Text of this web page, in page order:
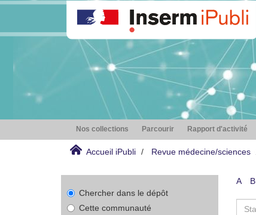
Nos collections Parcourir Rapport d'activité
Accueil iPubli Revue médecine/sciences
Chercher dans le dépôt
Cette communauté
A B